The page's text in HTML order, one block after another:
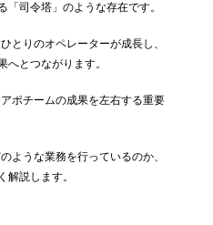
「司令塔」のような存在です。
とりのオペレーターが成長し、
へとつながります。
ポチームの成果を左右する重要
ような業務を行っているのか、
解説します。